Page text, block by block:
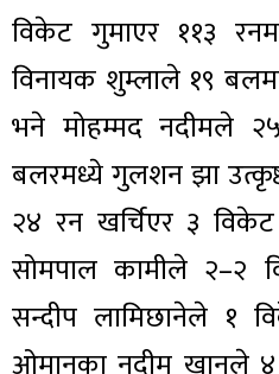
विकेट गुमाएर ११३
विनायक शुम्लाले १९
भने मोहम्मद नदीमले
बलरमध्ये गुलशन झा
२४ रन खर्चिएर ३
सोमपाल कामीले २–२
सन्दीप लामिछानेले १